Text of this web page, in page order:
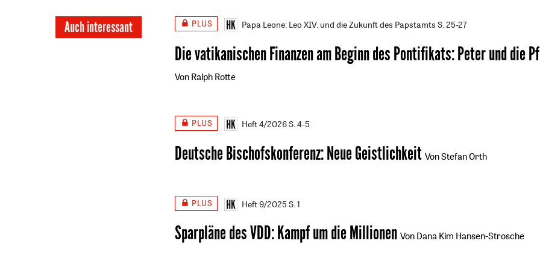
Auch interessant PLUS Papa Leone: Leo XIV. und die Zukunft des Papstamts S. 25-27
Die vatikanischen Finanzen am Beginn des Pontifikats: Peter und die
Von Ralph Rotte
PLUS Heft 4/2026S. 4-5
Deutsche Bischofskonferenz:Neue Geistlichkeit Von Stefan Orth
PLUS Heft 9/2025 S. 1
Sparpläne des VDD:Kampf um die Millionen Von Dana Kim Hansen-Strosche